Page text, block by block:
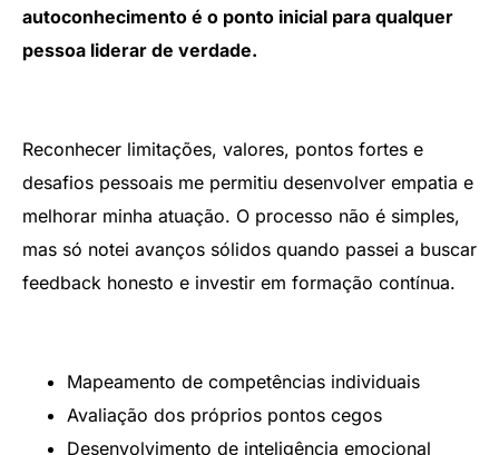
autoconhecimento é o ponto inicial para qualquer
pessoa liderar de verdade.
Reconhecer limitações, valores, pontos fortes e
desafios pessoais me permitiu desenvolver empatia e
melhorar minha atuação. O processo não é simples,
mas só notei avanços sólidos quando passei a buscar
feedback honesto e investir em formação contínua.
Mapeamento de competências individuais
Avaliação dos próprios pontos cegos
Desenvolvimento de inteligência emocional